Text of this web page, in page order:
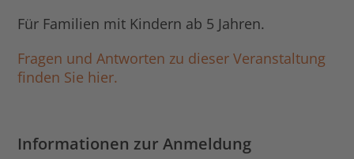
Für Familien mit Kindern ab 5 Jahren.
Fragen und Antworten zu dieser Veranstaltung
finden Sie hier.
Informationen zur Anmeldung